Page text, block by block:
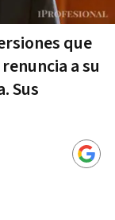
que
a su
Sus